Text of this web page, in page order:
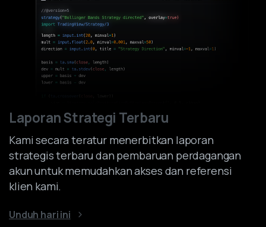
Laporan Strategi Terbaru
Kami secara teratur menerbitkan laporan
strategis terbaru dan pembaruan perdagangan
akun untuk memudahkan akses dan referensi
klien kami.
Unduh hari ini